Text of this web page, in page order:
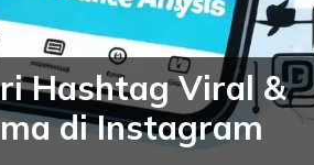
Hashtag Viral &
di Instagram